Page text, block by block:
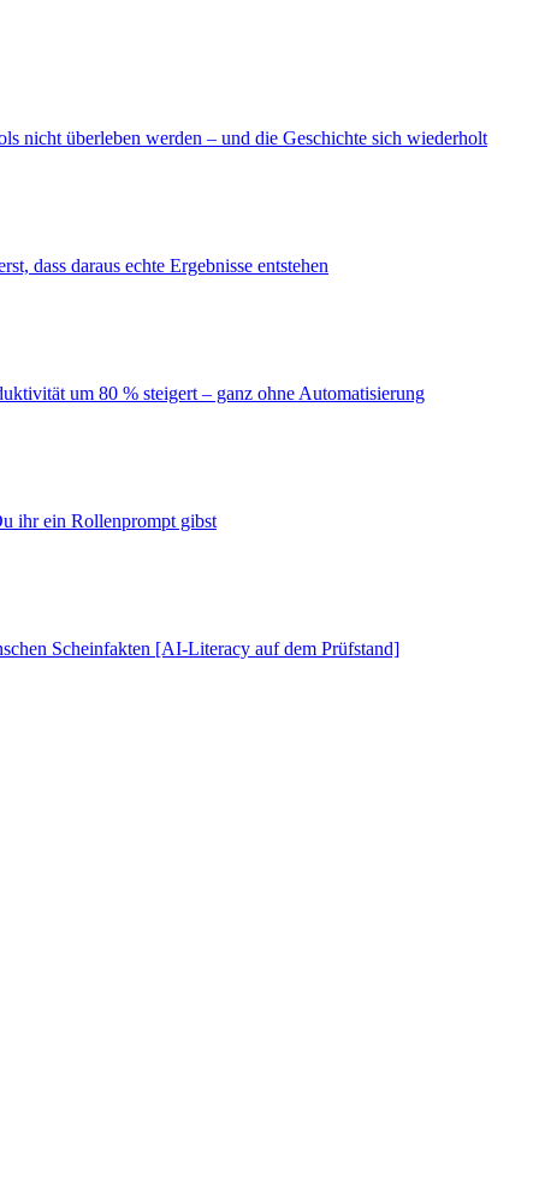
nicht überleben werden – und die Geschichte sich wiederholt
dass daraus echte Ergebnisse entstehen
um 80 % steigert – ganz ohne Automatisierung
ihr ein Rollenprompt gibst
Scheinfakten [AI-Literacy auf dem Prüfstand]